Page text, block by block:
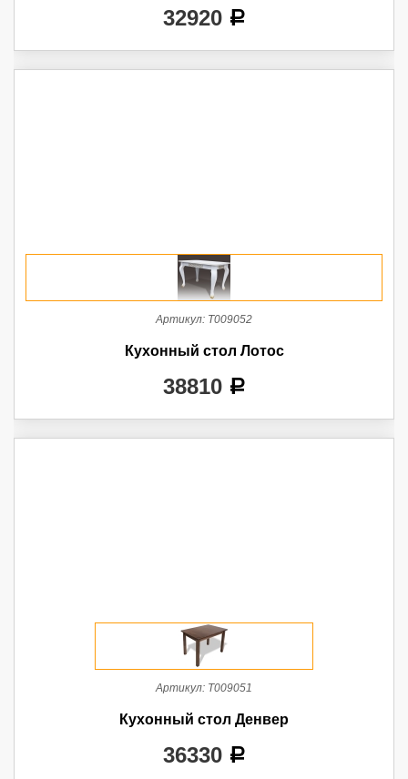
32920 a
Артикул: Т009052
Кухонный стол Лотос
38810 a
Артикул: Т009051
Кухонный стол Денвер
36330 a